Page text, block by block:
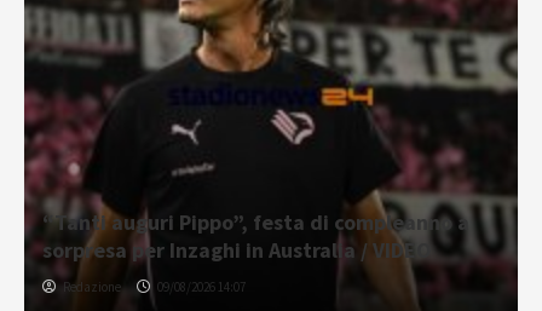
“Tanti auguri Pippo”, festa di compleanno a
sorpresa per Inzaghi in Australia / VIDEO
Redazione 09/08/2026 14:07